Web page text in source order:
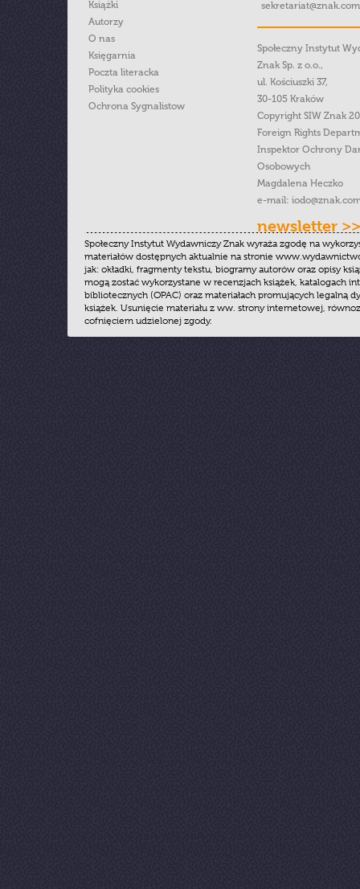
Książki
Autorzy
O nas
Księgarnia
Poczta literacka
Polityka cookies
Ochrona Sygnalistow
Społeczny Instytut
Znak Sp. z o.o.,
ul. Kościuszki 37,
30-105 Kraków
Copyright SIW Znak
Foreign Rights
Inspektor Ochrony
Osobowych
Magdalena Heczko
e-mail:
newsletter >>
Społeczny Instytut Wydawniczy Znak wyraża zgodę na
materiałów dostępnych aktualnie na stronie
jak: okładki, fragmenty tekstu, biogramy autorów oraz opisy
mogą zostać wykorzystane w recenzjach książek, katalogach
bibliotecznych (OPAC) oraz materiałach promujących legalną
książek. Usunięcie materiału z ww. strony internetowej,
cofnięciem udzielonej zgody.